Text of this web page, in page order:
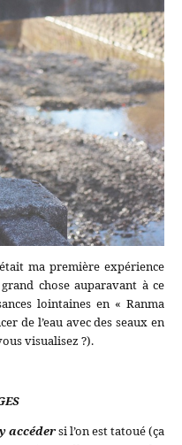
ma première expérience
chose auparavant à ce
lointaines en « Ranma
de l’eau avec des seaux en
visualisez ?).
accédersi l’on est tatoué (ça